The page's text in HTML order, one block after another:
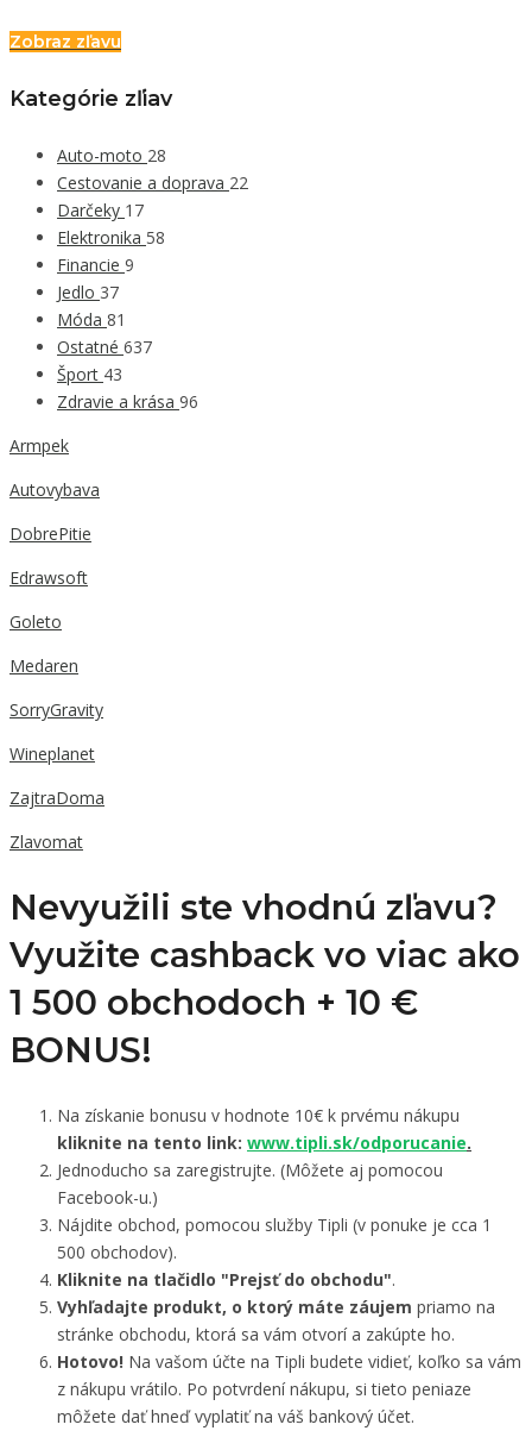
Zobraz zľavu
Kategórie zľiav
Auto-moto 28
Cestovanie a doprava 22
Darčeky 17
Elektronika 58
Financie 9
Jedlo 37
Móda 81
Ostatné 637
Šport 43
Zdravie a krása 96
Armpek
Autovybava
DobrePitie
Edrawsoft
Goleto
Medaren
SorryGravity
Wineplanet
ZajtraDoma
Zlavomat
Nevyužili ste vhodnú zľavu?
Využite cashback vo viac ako
1 500 obchodoch + 10 €
BONUS!
Na získanie bonusu v hodnote 10€ k prvému nákupu
kliknite na tento link: www.tipli.sk/odporucanie.
Jednoducho sa zaregistrujte. (Môžete aj pomocou
Facebook-u.)
Nájdite obchod, pomocou služby Tipli (v ponuke je cca 1
500 obchodov).
Kliknite na tlačidlo "Prejsť do obchodu".
Vyhľadajte produkt, o ktorý máte záujem priamo na
stránke obchodu, ktorá sa vám otvorí a zakúpte ho.
Hotovo! Na vašom účte na Tipli budete vidieť, koľko sa vám
z nákupu vrátilo. Po potvrdení nákupu, si tieto peniaze
môžete dať hneď vyplatiť na váš bankový účet.